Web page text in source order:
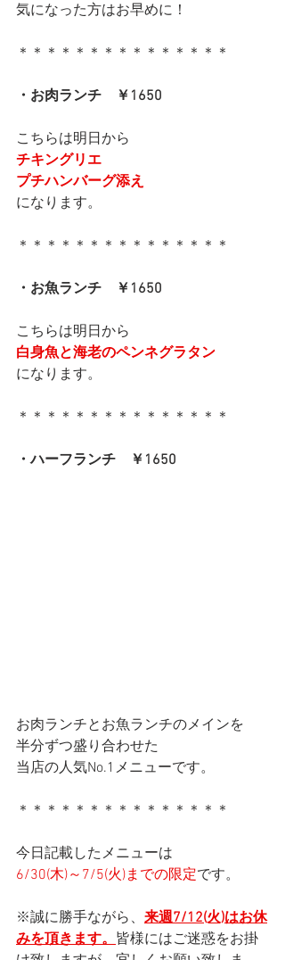
気になった方はお早めに！
＊＊＊＊＊＊＊＊＊＊＊＊＊＊＊
・お肉ランチ　￥1650
こちらは明日から
チキングリエ
プチハンバーグ添え
になります。
＊＊＊＊＊＊＊＊＊＊＊＊＊＊＊
・お魚ランチ　￥1650
こちらは明日から
白身魚と海老のペンネグラタン
になります。
＊＊＊＊＊＊＊＊＊＊＊＊＊＊＊
・ハーフランチ　￥1650
お肉ランチとお魚ランチのメインを
半分ずつ盛り合わせた
当店の人気No.1メニューです。
＊＊＊＊＊＊＊＊＊＊＊＊＊＊＊
今日記載したメニューは
6/30(木)～7/5(火)までの限定です。
※誠に勝手ながら、 来週7/12(火)はお休
みを頂きます。 皆様にはご迷惑をお掛